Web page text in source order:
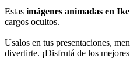
Estas imágenes animadas en Ike
cargos ocultos.
Usalos en tus presentaciones,
divertirte. ¡Disfrutá de los mejores